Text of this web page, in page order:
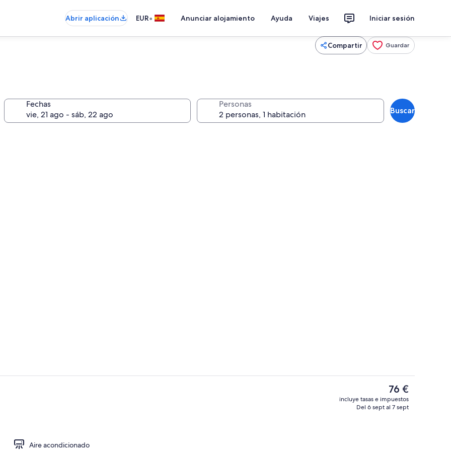
Abrir aplicación EUR• Anunciar alojamiento Ayuda Viajes Iniciar sesión
Compartir Guardar
Fechas Personas
Buscar
Zona de estar del vestíbulo
Aire acondicionado
El
precio
actual
76 €
incluye tasas e impuestos
Del 6 sept al 7 sept